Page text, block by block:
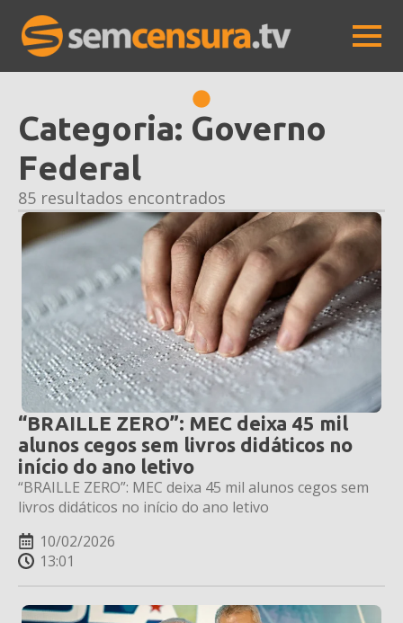
Categoria: Governo
Federal
85 resultados encontrados
“BRAILLE ZERO”: MEC deixa 45 mil
alunos cegos sem livros didáticos no
início do ano letivo
“BRAILLE ZERO”: MEC deixa 45 mil alunos cegos sem
livros didáticos no início do ano letivo
10/02/2026
13:01